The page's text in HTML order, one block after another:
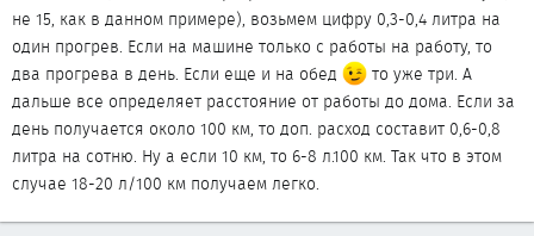
не 15, как в данном примере), возьмем цифру 0,3-0,4 литра на
один прогрев. Если на машине только с работы на работу, то
два прогрева в день. Если еще и на обед
то уже три. А
дальше все определяет расстояние от работы до дома. Если за
день получается около 100 км, то доп. расход составит 0,6-0,8
литра на сотню. Ну а если 10 км, то 6-8 л.100 км. Так что в этом
случае 18-20 л/100 км получаем легко.